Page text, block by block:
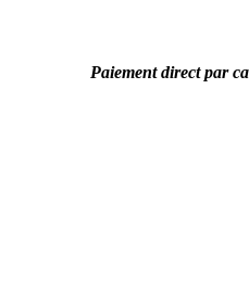
Paiement direct par